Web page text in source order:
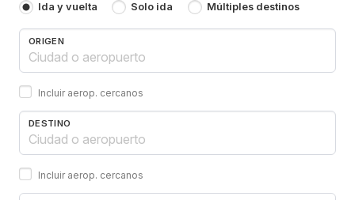
Ida y vuelta Solo ida Múltiples destinos
ORIGEN
Incluir aerop. cercanos
DESTINO
Incluir aerop. cercanos